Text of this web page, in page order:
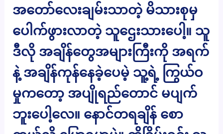
အတော်လေးချမ်းသာတဲ့ မိသားစုမှ
ပေါက်ဖွားလာတဲ့ သူဌေးသားပေါ့။ သူ
ဒီလို အချိန်တွေအများကြီးကို အရက်
နဲ့ အချိန်ကုန်နေခဲ့ပေမဲ့ သူ့ရဲ့ ကြွယ်ဝ
မှုကတော့ အပျိုရည်တောင် မပျက်
ဘူးပေါ့လေ။ နောင်တရချိန် စော